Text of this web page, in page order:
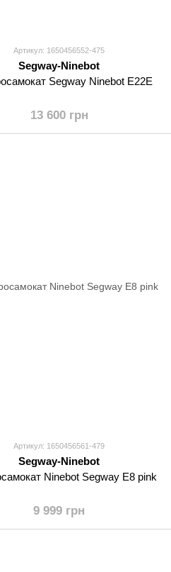
Артикул: 1650456552-475
Segway-Ninebot
Segway Ninebot E22E
13 600 грн
Артикул: 1650456561-479
Segway-Ninebot
Ninebot Segway E8 pink
9 999 грн